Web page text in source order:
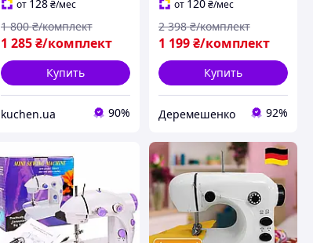
машина с оверлоком,
подсветкой, педальЮ.
от 128 ₴/мес
1 285 ₴/комплект
1 800 ₴/комплект
Купить
kuchen.ua 90%
Бытовая швейная
машинка с
аксессуарами для
шитья
от 120₴/мес
1 199₴/комплект
2 398 ₴/комплект
Купить
Деремешенко 92%